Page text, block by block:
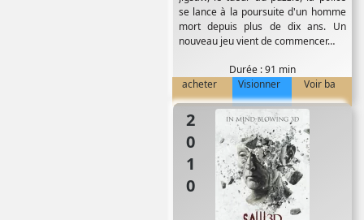
se lance à la poursuite d'un homme
mort depuis plus de dix ans. Un
nouveau jeu vient de commencer…
Durée : 91 min
acheter
Visionner Voir ba
2010